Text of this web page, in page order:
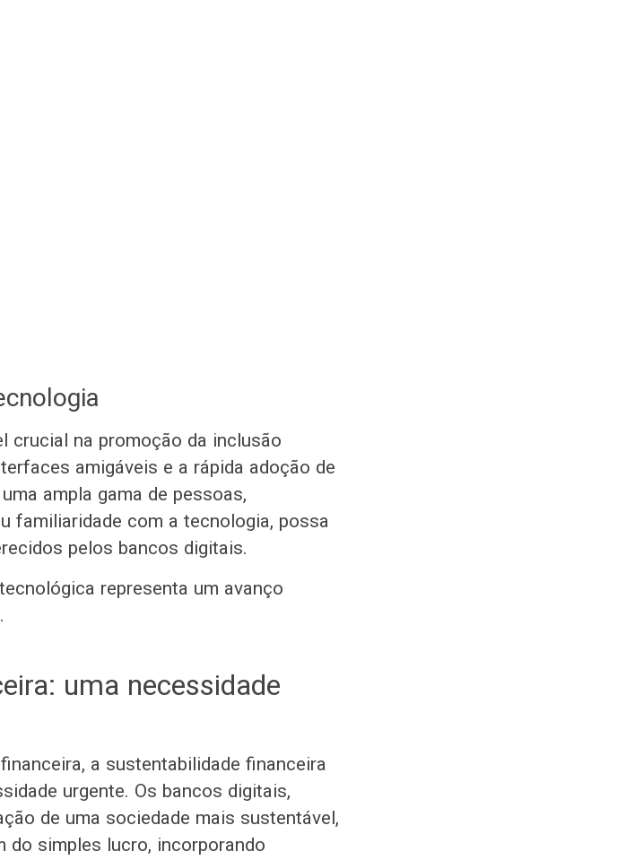
crucial na promoção da inclusão
amigáveis e a rápida adoção de
ampla gama de pessoas,
familiaridade com a tecnologia, possa
pelos bancos digitais.
representa um avanço
uma necessidade
a sustentabilidade financeira
urgente. Os bancos digitais,
de uma sociedade mais sustentável,
do simples lucro, incorporando